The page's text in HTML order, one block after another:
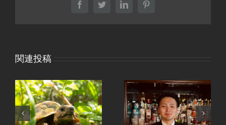
FacebookTwitterLinkedInPinterest
関連投稿
溝の口のバーテンダ